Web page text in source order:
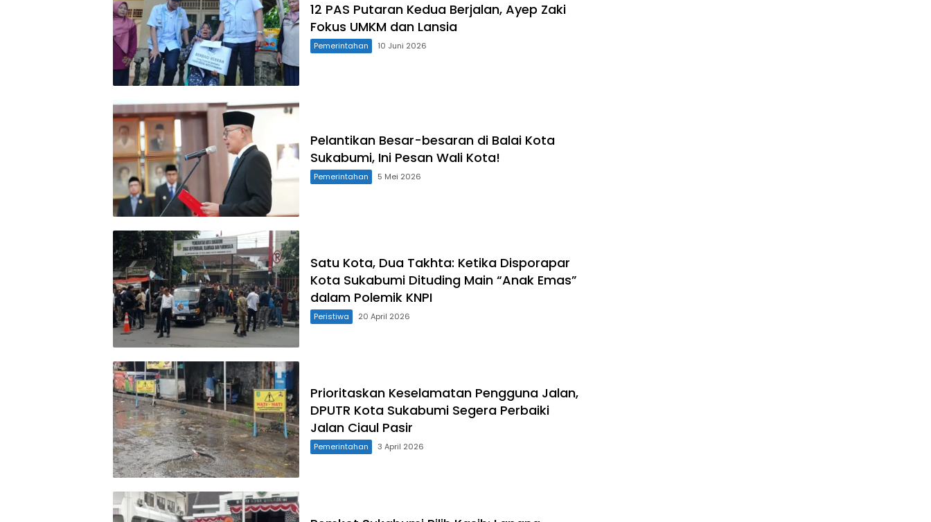
12 PAS Putaran Kedua Berjalan, Ayep Zaki
Fokus UMKM dan Lansia
Pemerintahan 10 Juni 2026
Pelantikan Besar-besaran di Balai Kota
Sukabumi, Ini Pesan Wali Kota!
Pemerintahan 5 Mei 2026
Satu Kota, Dua Takhta: Ketika Disporapar
Kota Sukabumi Dituding Main “Anak Emas”
dalam Polemik KNPI
Peristiwa 20 April 2026
Prioritaskan Keselamatan Pengguna Jalan,
DPUTR Kota Sukabumi Segera Perbaiki
Jalan Ciaul Pasir
Pemerintahan 3 April 2026